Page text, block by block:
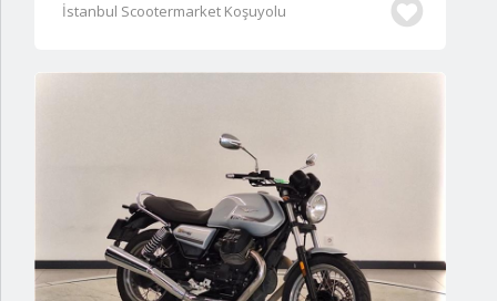
İstanbul Scootermarket Koşuyolu